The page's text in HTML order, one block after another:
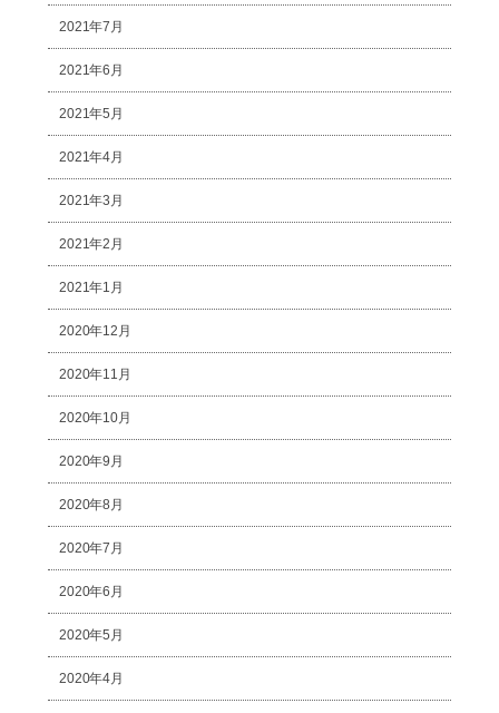
2021年7月
2021年6月
2021年5月
2021年4月
2021年3月
2021年2月
2021年1月
2020年12月
2020年11月
2020年10月
2020年9月
2020年8月
2020年7月
2020年6月
2020年5月
2020年4月